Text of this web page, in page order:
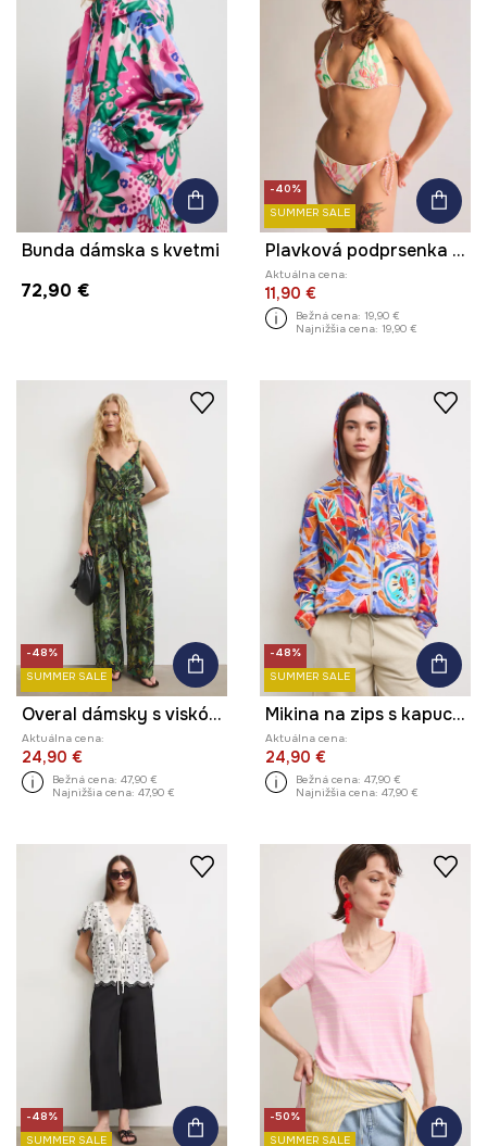
Bunda dámska s kvetmi
72,90 €
-40%
SUMMER SALE
Plavková podprsenka dámska s výšivkou
Aktuálna cena:
11,90 €
Bežná cena: 19,90 €
Najnižšia cena: 19,90 €
-48%
SUMMER SALE
Overal dámsky s viskózou s rastlinným motívom
Aktuálna cena:
24,90 €
Bežná cena: 47,90 €
Najnižšia cena: 47,90 €
-48%
SUMMER SALE
Mikina na zips s kapucňou dámska s rastlinným motívom
Aktuálna cena:
24,90 €
Bežná cena: 47,90 €
Najnižšia cena: 47,90 €
-48%
SUMMER SALE
-50%
SUMMER SALE